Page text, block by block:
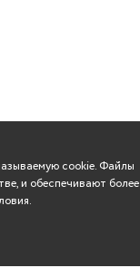
cookie. Файлы
и обеспечивают более